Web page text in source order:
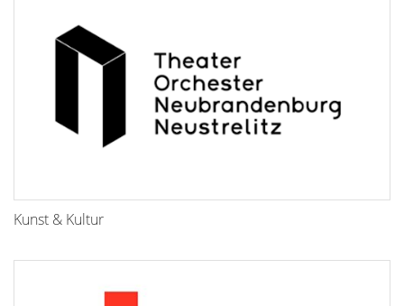
Kunst & Kultur